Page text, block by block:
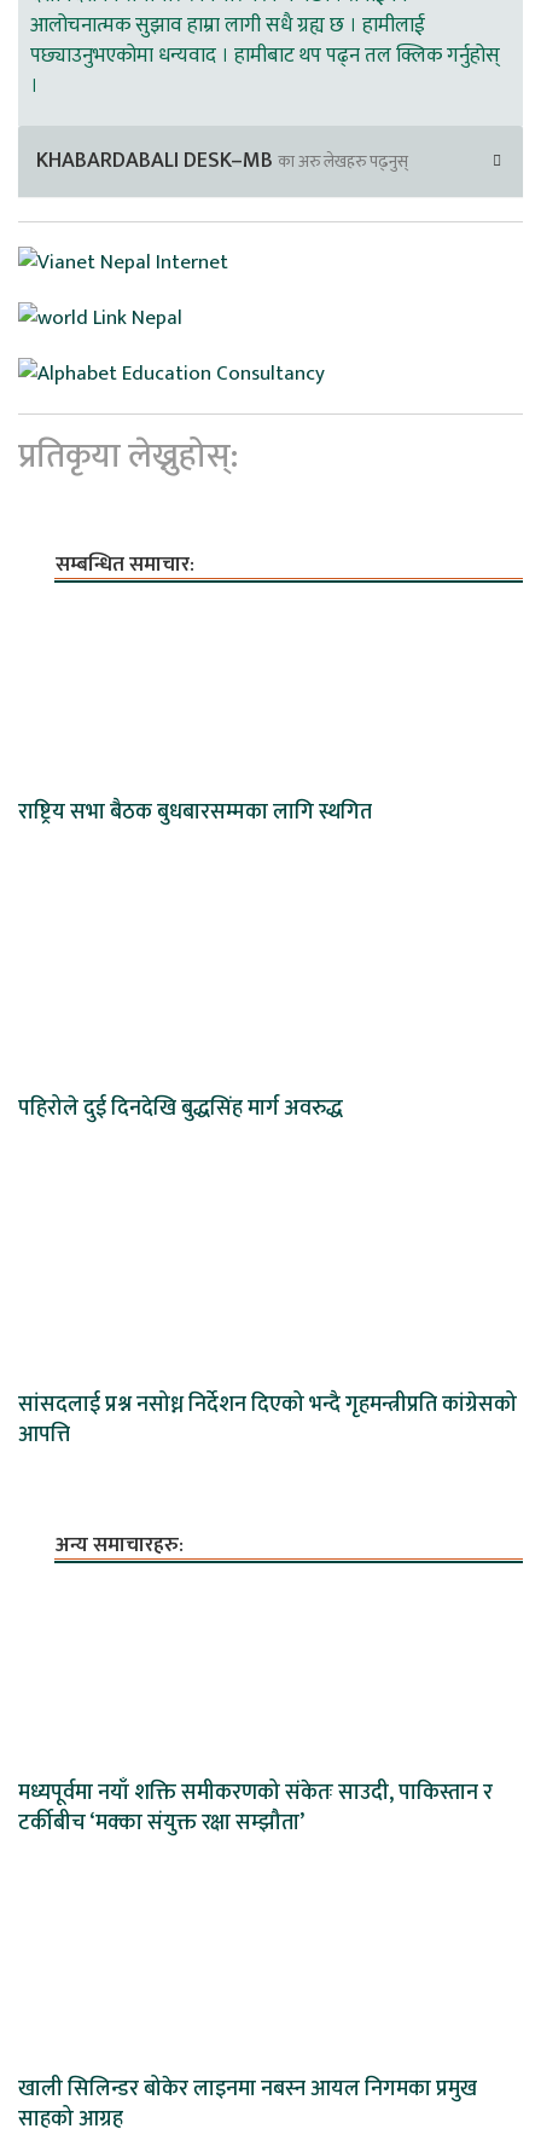
आलोचनात्मक सुझाव हाम्रा लागी सधै ग्रह्य छ । हामीलाई
पछ्याउनुभएकोमा धन्यवाद । हामीबाट थप पढ्न तल क्लिक गर्नुहोस्
।
KHABARDABALI DESK–MB का अरु लेखहरु पढ्नुस्
प्रतिकृया लेख्नुहोस्:
सम्बन्धित समाचार:
राष्ट्रिय सभा बैठक बुधबारसम्मका लागि स्थगित
पहिरोले दुई दिनदेखि बुद्धसिंह मार्ग अवरुद्ध
सांसदलाई प्रश्न नसोध्न निर्देशन दिएको भन्दै गृहमन्त्रीप्रति कांग्रेसको
आपत्ति
अन्य समाचारहरु:
मध्यपूर्वमा नयाँ शक्ति समीकरणको संकेतः साउदी, पाकिस्तान र
टर्कीबीच ‘मक्का संयुक्त रक्षा सम्झौता’
खाली सिलिन्डर बोकेर लाइनमा नबस्न आयल निगमका प्रमुख
साहको आग्रह